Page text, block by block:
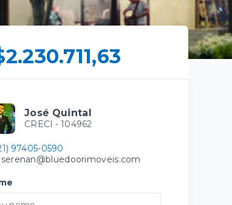
José Quintal
CRECI - 104962
97405-0590